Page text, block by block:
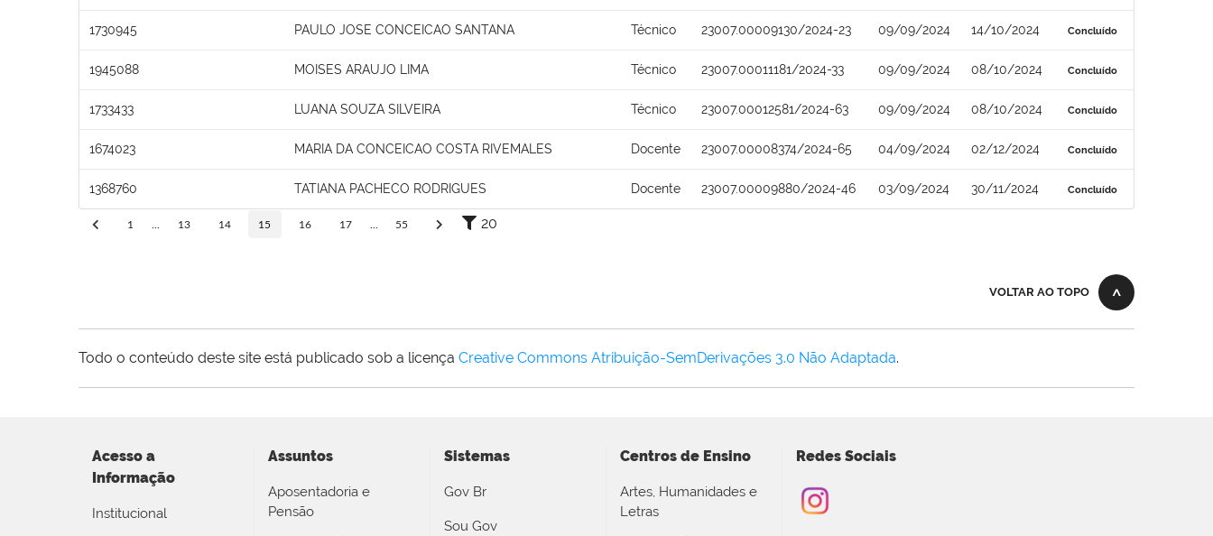
1730945 PAULO JOSE CONCEICAO SANTANA Técnico 23007.00009130/2024-23 09/09/2024 14/10/2024 Concluído
1945088 MOISES ARAUJO LIMA Técnico 23007.00011181/2024-33 09/09/2024 08/10/2024 Concluído
1733433 LUANA SOUZA SILVEIRA Técnico 23007.00012581/2024-63 09/09/2024 08/10/2024 Concluído
1674023 MARIA DA CONCEICAO COSTA RIVEMALES Docente 23007.00008374/2024-65 04/09/2024 02/12/2024 Concluído
1368760 TATIANA PACHECO RODRIGUES Docente 23007.00009880/2024-46 03/09/2024 30/11/2024 Concluído
1 13 14 15 16 17 55 20
VOLTAR AO TOPO
Todo o conteúdo deste site está publicado sob a licença Creative Commons Atribuição-SemDerivações 3.0 Não Adaptada.
Acesso a
Informação
Institucional
Assuntos
Aposentadoria e
Pensão
Sistemas
Gov Br
Sou Gov
Centros de Ensino
Artes, Humanidades e
Letras
Redes Sociais